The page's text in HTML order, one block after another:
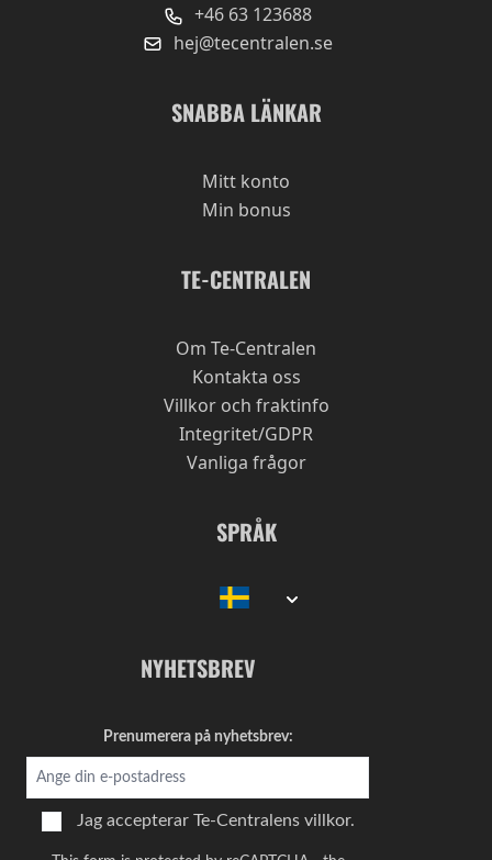
+46 63 123688
hej@tecentralen.se
SNABBA LÄNKAR
Mitt konto
Min bonus
TE-CENTRALEN
Om Te-Centralen
Kontakta oss
Villkor och fraktinfo
Integritet/GDPR
Vanliga frågor
SPRÅK
NYHETSBREV
Prenumerera på nyhetsbrev:
Jag accepterar Te-Centralens villkor.